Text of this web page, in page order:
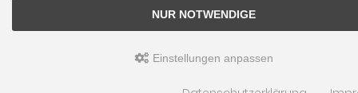
NUR NOTWENDIGE
Einstellungen anpassen